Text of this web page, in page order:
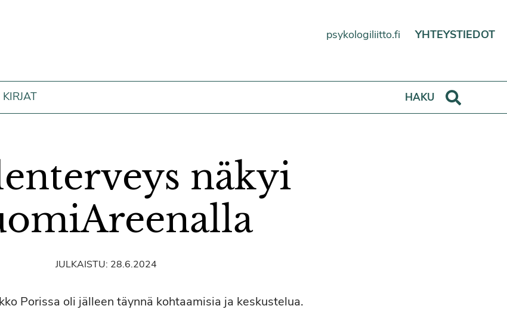
psykologiliitto.fi
YHTEYSTIEDOT
KIRJAT
HAKU
näkyi
JULKAISTU: 28.6.2024
Porissa oli jälleen täynnä kohtaamisia ja keskustelua.